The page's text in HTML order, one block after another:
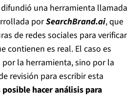
difundió una herramienta llamada
porSearchBrand.ai, que
de redes sociales para verificar
contienen es real. El caso es
la herramienta, sino por la
revisión para escribir esta
posible hacer análisis para